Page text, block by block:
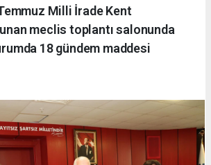
Milli İrade Kent
meclis toplantı salonunda
18 gündem maddesi